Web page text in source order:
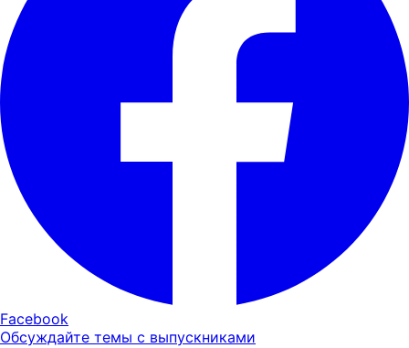
Facebook
Обсуждайте темы с выпускниками